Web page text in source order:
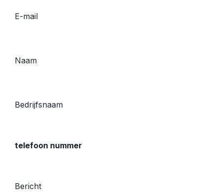
E-mail
Naam
Bedrijfsnaam
telefoon nummer
Bericht